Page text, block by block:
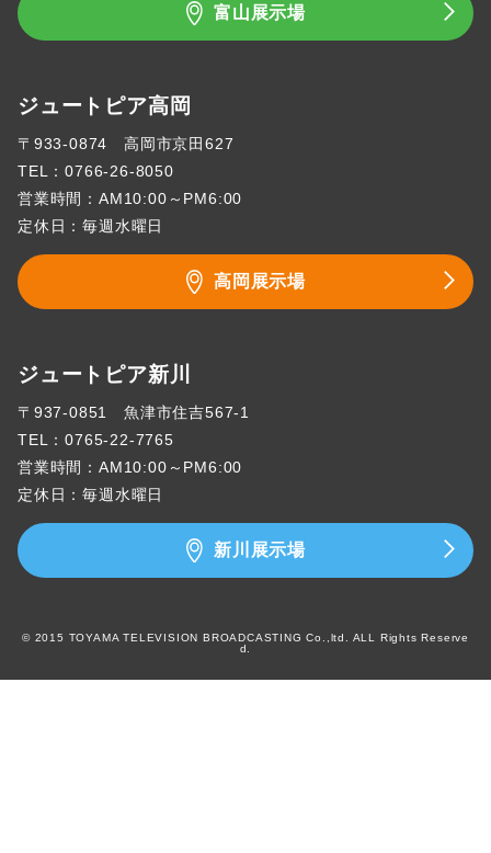
富山展示場
ジュートピア高岡
〒933-0874 高岡市京田627
TEL：0766-26-8050
営業時間：AM10:00～PM6:00
定休日：毎週水曜日
高岡展示場
ジュートピア新川
〒937-0851 魚津市住吉567-1
TEL：0765-22-7765
営業時間：AM10:00～PM6:00
定休日：毎週水曜日
新川展示場
© 2015 TOYAMA TELEVISION BROADCASTING Co.,ltd. ALL Rights Reserve
d.